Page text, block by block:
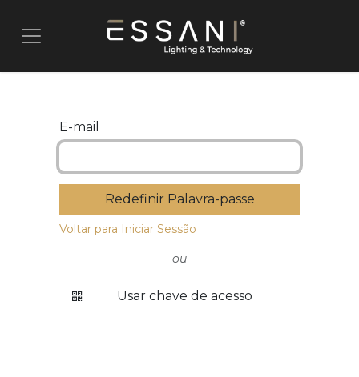
E-mail
Redefinir Palavra-passe
Voltar para Iniciar Sessão
- ou -
Usar chave de acesso